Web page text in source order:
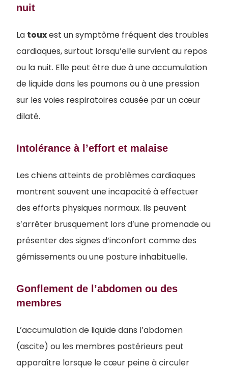
nuit
La touxest un symptôme fréquent des troubles
cardiaques, surtout lorsqu’elle survient au repos
ou la nuit. Elle peut être due à une accumulation
de liquide dans les poumons ou à une pression
sur les voies respiratoires causée par un cœur
dilaté.
Intolérance à l’effort et malaise
Les chiens atteints de problèmes cardiaques
montrent souvent une incapacité à effectuer
des efforts physiques normaux. Ils peuvent
s’arrêter brusquement lors d’une promenade ou
présenter des signes d’inconfort comme des
gémissements ou une posture inhabituelle.
Gonflement de l’abdomen ou des
membres
L’accumulation de liquide dans l’abdomen
(ascite) ou les membres postérieurs peut
apparaître lorsque le cœur peine à circuler